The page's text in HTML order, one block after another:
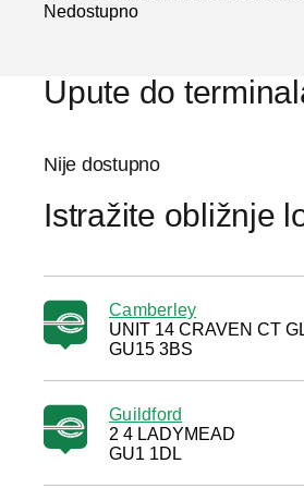
Nedostupno
Upute do
Nije dostupno
Istražite obližnje
Camberley
UNIT 14 CRAVEN CT
GU15 3BS
Guildford
2 4 LADYMEAD
GU1 1DL